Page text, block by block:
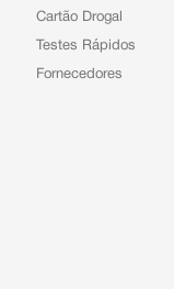
Cartão Drogal
Testes Rápidos
Fornecedores